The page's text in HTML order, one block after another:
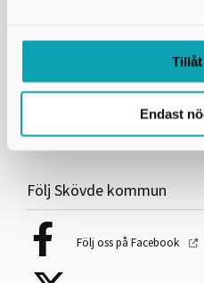
Endast
Tillgänglighetsdatabasen
Skövde kommuns hemsida
Användning av kakor (cookies)
Följ Skövde kommun
Följ oss på Facebook